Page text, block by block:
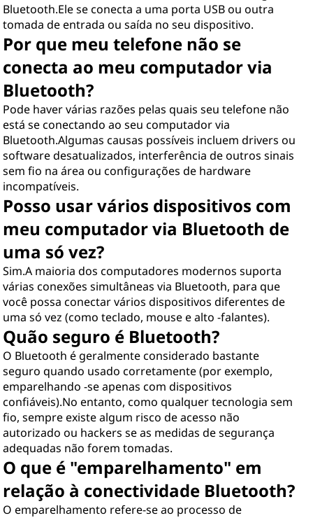
Bluetooth.Ele se conecta a uma porta USB ou outra
tomada de entrada ou saída no seu dispositivo.
Por que meu telefone não se
conecta ao meu computador via
Bluetooth?
Pode haver várias razões pelas quais seu telefone não
está se conectando ao seu computador via
Bluetooth.Algumas causas possíveis incluem drivers ou
software desatualizados, interferência de outros sinais
sem fio na área ou configurações de hardware
incompatíveis.
Posso usar vários dispositivos com
meu computador via Bluetooth de
uma só vez?
Sim.A maioria dos computadores modernos suporta
várias conexões simultâneas via Bluetooth, para que
você possa conectar vários dispositivos diferentes de
uma só vez (como teclado, mouse e alto -falantes).
Quão seguro é Bluetooth?
O Bluetooth é geralmente considerado bastante
seguro quando usado corretamente (por exemplo,
emparelhando -se apenas com dispositivos
confiáveis).No entanto, como qualquer tecnologia sem
fio, sempre existe algum risco de acesso não
autorizado ou hackers se as medidas de segurança
adequadas não forem tomadas.
O que é "emparelhamento" em
relação à conectividade Bluetooth?
O emparelhamento refere-se ao processo de